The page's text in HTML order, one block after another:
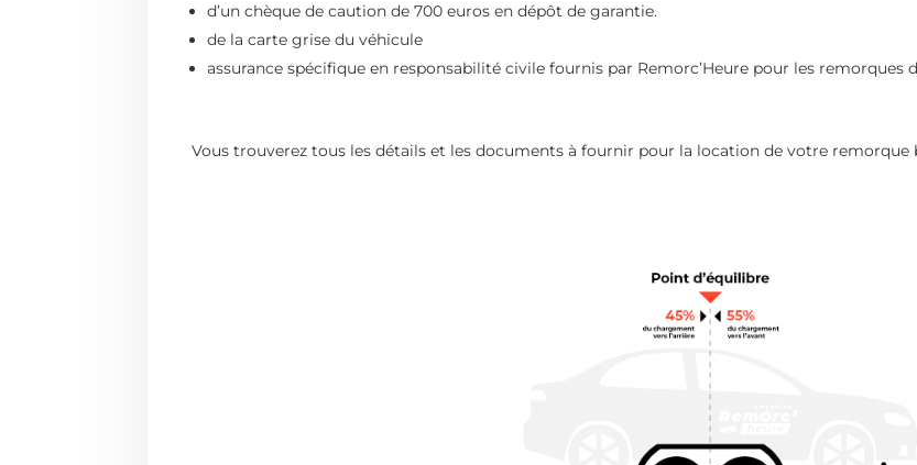
d’un chèque de caution de 700 euros en dépôt de garantie.
de la carte grise du véhicule
assurance spécifique en responsabilité civile fournis par Remorc’Heure pour les remorques
Vous trouverez tous les détails et les documents à fournir pour la location de votre